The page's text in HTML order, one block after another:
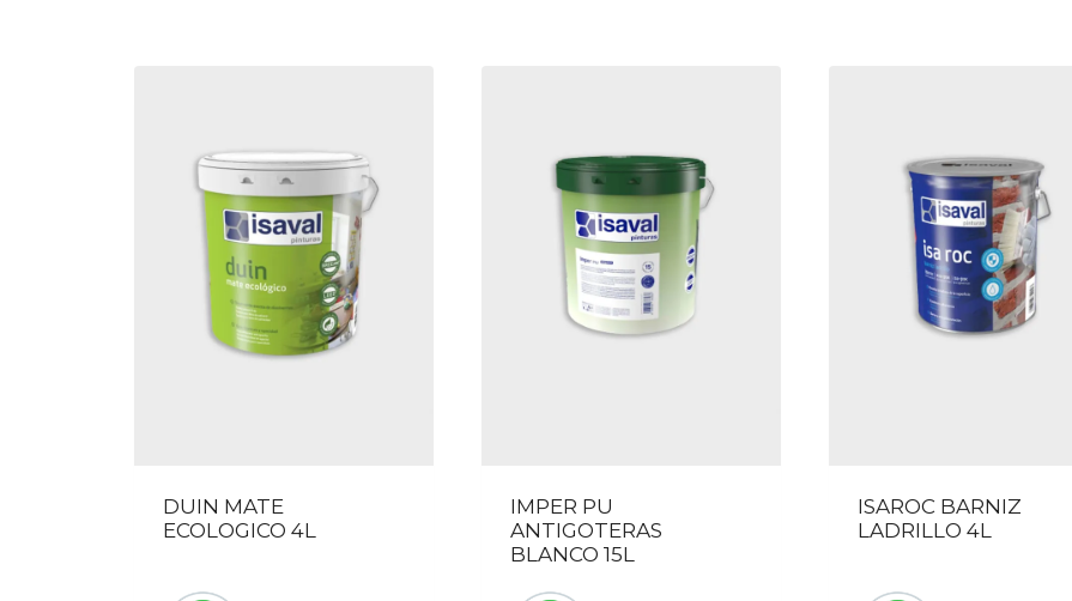
DUIN MATE
ECOLOGICO 4L
IMPER PU
ANTIGOTERAS
BLANCO 15L
ISAROC BARNIZ
LADRILLO 4L